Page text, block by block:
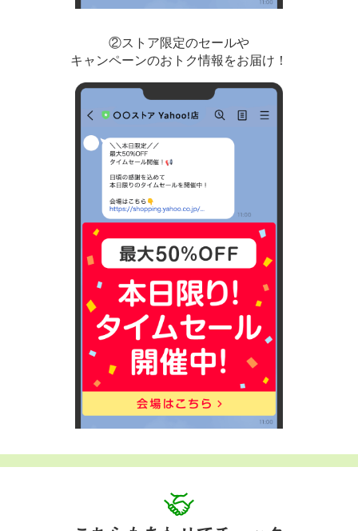
②ストア限定のセールや
キャンペーンのおトク情報をお届け！